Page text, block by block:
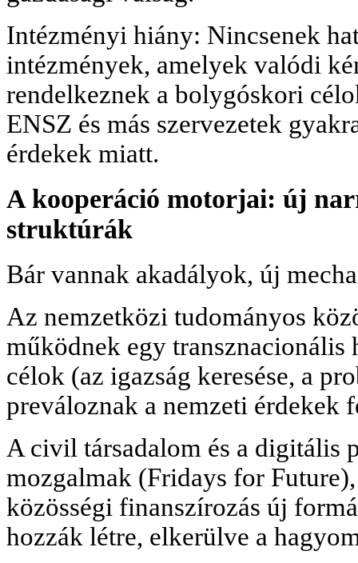
Intézményi hiány: Nincsenek
intézmények, amelyek valódi
rendelkeznek a bolygóskori
ENSZ és más szervezetek
érdekek miatt.
A kooperáció motorjai: új
struktúrák
Bár vannak akadályok, új
Az nemzetközi tudományos
működnek egy transznacionális
célok (az igazság keresése, a
preváloznak a nemzeti érdekek
A civil társadalom és a digitális
mozgalmak (Fridays for
közösségi finanszírozás új
hozzák létre, elkerülve a